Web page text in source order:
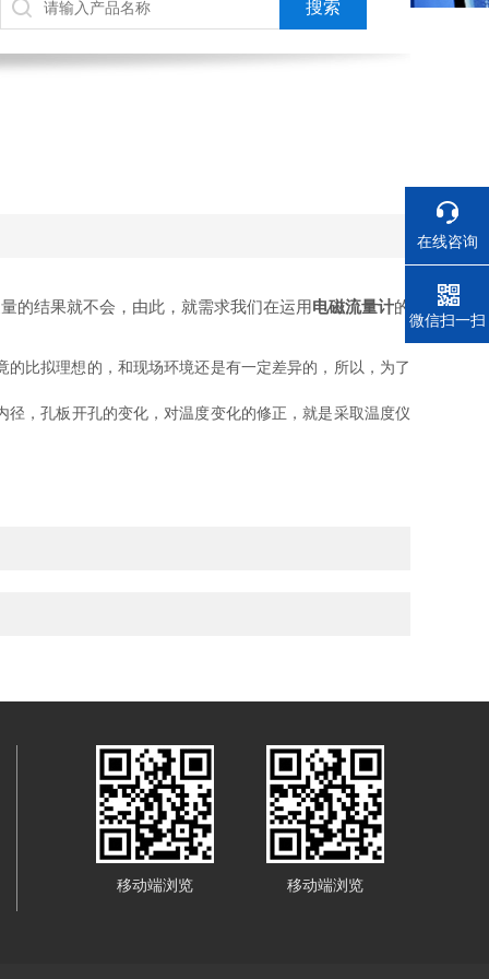
的结果就不会，由此，就需求我们在运用电磁流量计的
比拟理想的，和现场环境还是有一定差异的，所以，为了
，孔板开孔的变化，对温度变化的修正，就是采取温度仪
移动端浏览 移动端浏览
在线咨询
电话
微信扫一扫